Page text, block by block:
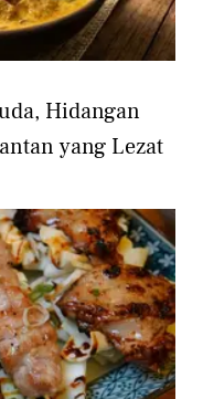
Hidangan
yang Lezat